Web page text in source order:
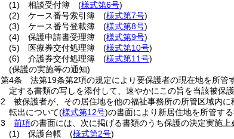
(1)
相談受付簿 (様式第6号)
(2)
ケース番号索引簿 (様式第7号)
(3)
ケース番号登載簿 (様式第8号)
(4)
保護申請書受理簿 (様式第9号)
(5)
医療券交付処理簿 (様式第10号)
(6)
介護券交付処理簿 (様式第11号)
(保護の実施等の通知)
第4条
法第19条第2項の規定により要保護者の現在地を所管
定する書類の写しを添付して、速やかにこの旨を当該被保
2
被保護者が、その居住地を他の福祉事務所の所管区域内
転出について(様式第12号)の書面により新居住地を所管す
3
前項の書面には、次に掲げる書類のうち保護の決定実施
(1)
保護台帳 (様式第2号)